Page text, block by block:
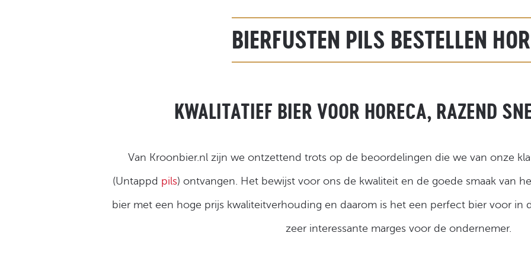
BIERFUSTEN PILS BESTELLEN
KWALITATIEF BIER VOOR HORECA, RAZEND
Van Kroonbier.nl zijn we ontzettend trots op de beoordelingen die we van onze
(Untappd pils) ontvangen. Het bewijst voor ons de kwaliteit en de goede smaak van
bier met een hoge prijs kwaliteitverhouding en daarom is het een perfect bier voor in
zeer interessante marges voor de ondernemer.